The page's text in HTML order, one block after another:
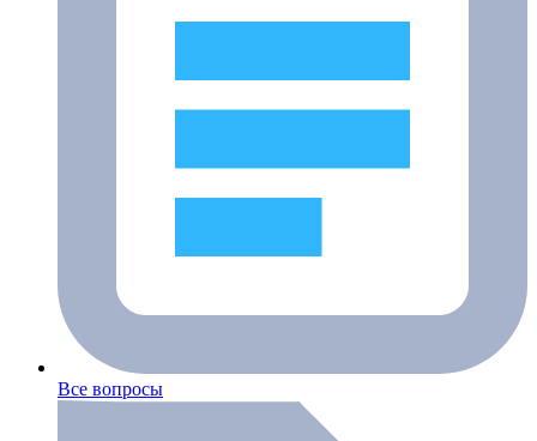
Все вопросы